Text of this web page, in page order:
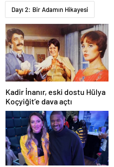
Dayı 2: Bir Adamın Hikayesi
Kadir İnanır, eski dostu Hülya
Koçyiğit’e dava açtı